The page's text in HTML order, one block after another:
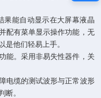
果能自动显示在大屏幕液晶
配有菜单显示操作功能，无
是他们轻易上手。
能。采用非易失性器件，关
电缆的测试波形与正常波形
断。